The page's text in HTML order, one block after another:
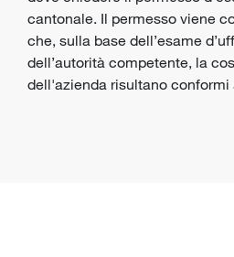
cantonale. Il permesso viene
che, sulla base dell’esame
dell’autorità competente, la
dell'azienda risultano conformi